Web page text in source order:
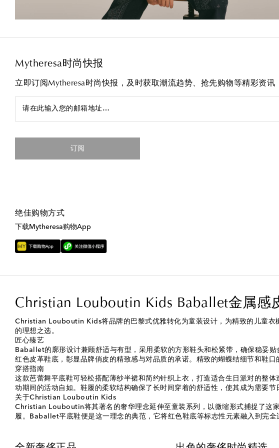
Mytheresa时尚快报
立即订阅Mytheresa时尚快报，及时获取潮流趋势、抢先购物等精彩资讯
请在此输入您的邮箱地址…
订阅
绝佳购物方式
下载Mytheresa购物App
Christian Louboutin Kids Baballet金属感
Christian Louboutin Kids将品牌的巴黎式优雅转化为童装设计，为精致的儿童衣
的理想之选。
匠心臻艺
Baballet的廓形设计兼顾舒适与有型，采用柔软的方形鞋头和松紧带，确保稳妥
红色皮革鞋底，彰显品牌俏皮的精致感与对品质的承诺。精致的蝴蝶结细节和鞋口
穿搭指南
这款芭蕾舞平底鞋可轻松搭配薄纱半裙和简约针织上衣，打造适合生日派对的整
动期间的活动自如。鞋履的柔软结构确保了长时间穿着的舒适性，使其成为需要节
关于Christian Louboutin Kids
Christian Louboutin将其著名的奢华理念延伸至童装系列，以微缩形式捕捉了这
履。Baballet平底鞋便是这一理念的典范，它将红色鞋底等标志性元素融入到完全